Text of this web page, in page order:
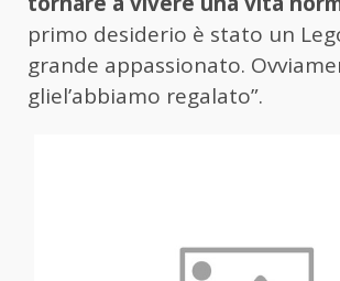
primo desiderio è stato un
grande appassionato.
gliel’abbiamo regalato”.